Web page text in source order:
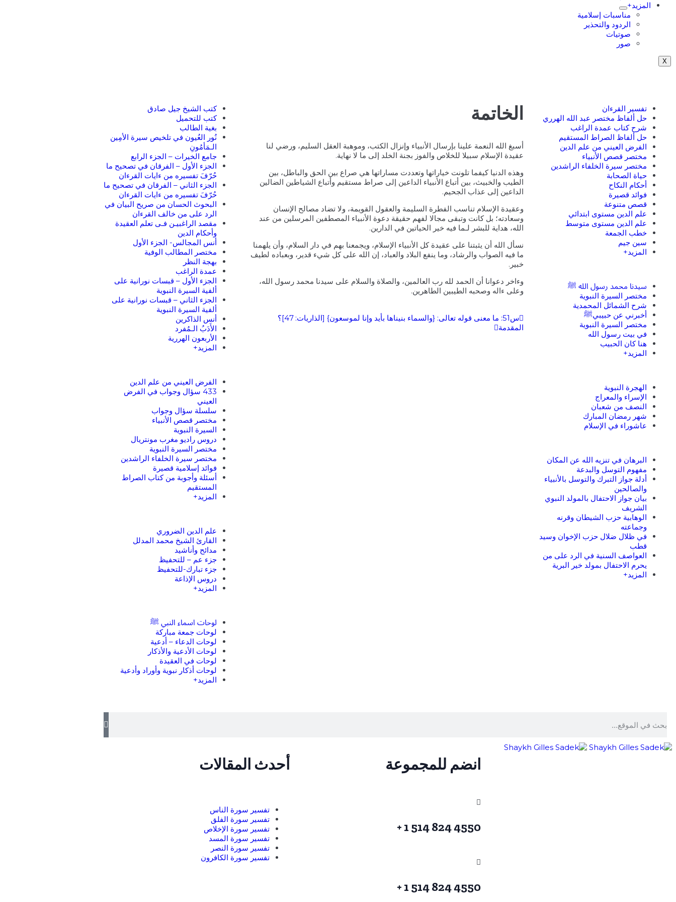
المزيد+
مناسبات إسلامية
الردود والتحذير
صوتيات
صور
X
تفسير القرءان
حل ألفاظ مختصر عبد الله الهرري
شرح كتاب عمدة الراغب
حل ألفاظ الصراط المستقيم
الفرض العيني من علم الدين
مختصر قصص الأنبياء
مختصر سيرة الخلفاء الراشدين
حياة الصحابة
أحكام النكاح
فوائد قصيرة
قصص متنوعة
علم الدين مستوى ابتدائي
علم الدين مستوى متوسط
خطب الجمعة
سين جيم
المزيد+
سيدنا محمد رسول الله ﷺ
مختصر السيرة النبوية
شرح الشمائل المحمدية
أخبرني عن حبيبيﷺ
مختصر السيرة النبوية
في بيت رسول الله
هنا كان الحبيب
المزيد+
الهجرة النبوية
الإسراء والمعراج
النصف من شعبان
شهر رمضان المبارك
عاشوراء في الإسلام
البرهان في تنزيه الله عن المكان
مفهوم التوسل والبدعة
أدلة جواز التبرك والتوسل بالأنبياء
والصالحين
بيان جواز الاحتفال بالمولد النبوي
الشريف
الوهابية حزب الشيطان وقرنه
وجماعته
في ظلال ضلال حزب الإخوان وسيد
قطب
العواصف السنية في الرد على من
يحرم الاحتفال بمولد خير البرية
المزيد+
الخاتمة
أسبغ الله النعمة علينا بإرسال الأنبياء وإنزال الكتب، وموهبة العقل السليم، ورضي لنا
عقيدة الإسلام سبيلا للخلاص والفوز بجنة الخلد إلى ما لا نهاية.
وهذه الدنيا كيفما تلونت خياراتها وتعددت مساراتها هي صراع بين الحق والباطل، بين
الطيب والخبيث، بين أتباع الأنبياء الداعين إلى صراط مستقيم وأتباع الشياطين الضالين
الداعين إلى عذاب الجحيم.
وعقيدة الإسلام تناسب الفطرة السليمة والعقول القويمة، ولا تضاد مصالح الإنسان
وسعادته؛ بل كانت وتبقى مجالا لفهم حقيقة دعوة الأنبياء المصطفين المرسلين من عند
الله، هداية للبشر لـما فيه خير الحياتين في الدارين.
نسأل الله أن يثبتنا على عقيدة كل الأنبياء الإسلام، ويجمعنا بهم في دار السلام، وأن يلهمنا
ما فيه الصواب والرشاد، وما ينفع البلاد والعباد، إن الله على كل شيء قدير، وبعباده لطيف
خبير.
وءاخر دعوانا أن الحمد لله رب العالمين، والصلاة والسلام على سيدنا محمد رسول الله،
وعلى ءاله وصحبه الطيبين الطاهرين.
س51: ما معنى قوله تعالى: {والسماء بنيناها بأيد وإنا لموسعون} [الذاريات: 47]؟
المقدمة
كتب الشيخ جيل صادق
كتب للتحميل
بغية الطالب
نُور العُيون في تلخيص سيرة الأمِين
الـمَأمُونِ
جامع الخيرات – الجزء الرابع
الجزء الأول – الفرقان في تصحيح ما
حُرّفَ تفسيره من ءايات القرءان
الجزء الثاني – الفرقان في تصحيح ما
حُرّفَ تفسيره من ءايات القرءان
البحوث الحسان من صريح البيان في
الرد على من خالف القرءان
مقصد الراغبيـن فـى تعلم العقيدة
وأحكام الدين
أنس المجالس- الجزء الأول
مختصر المطالب الوفية
بهجة النظر
عمدة الراغب
الجزء الأول – قبسات نورانية على
ألفية السيرة النبوية
الجزء الثاني – قبسات نورانية على
ألفية السيرة النبوية
أنس الذاكرين
الأَدَبُ الـمُفرد
الأربعون الهررية
المزيد+
الفرض العيني من علم الدين
433 سؤال وجواب في الفرض
العيني
سلسلة سؤال وجواب
مختصر قصص الأنبياء
السيرة النبوية
دروس راديو مغرب مونتريال
مختصر السيرة النبوية
مختصر سيرة الخلفاء الراشدين
فوائد إسلامية قصيرة
أسئلة وأجوبة من كتاب الصراط
المستقيم
المزيد+
علم الدين الضروري
القارئ الشيخ محمد المدلل
مدائح وأناشيد
جزء عم – للتحفيظ
جزء تبارك-للتحفيظ
دروس الإذاعة
المزيد+
لوحات اسماء النبي ﷺ
لوحات جمعة مباركة
لوحات الدعاء – أدعية
لوحات الأدعية والأذكار
لوحات في العقيدة
لوحات أذكار نبوية وأوراد وأدعية
المزيد+
انضم للمجموعة
4550 824 514 1 +
4550 824 514 1 +
أحدث المقالات
تفسير سورة الناس
تفسير سورة الفلق
تفسير سورة الإخلاص
تفسير سورة المسد
تفسير سورة النصر
تفسير سورة الكافرون